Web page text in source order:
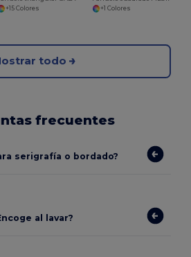
+15 Colores
+1 Colores
todo
frecuentes
serigrafía o bordado?
al lavar?